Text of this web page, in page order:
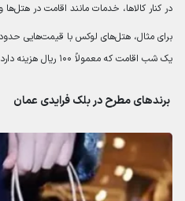
در کنار کالاها، خدمات مانند اقامت در
یک شب اقامت که معمولاً ۱۰۰ ریال هزینه دارد، ممکن است تنها ۴۰ تا ۵۰ ریال باشد.
برندهای مطرح در بلک فرایدی عمان